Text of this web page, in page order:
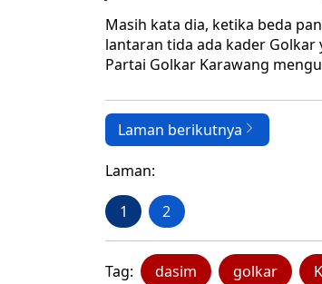
Masih kata dia, ketika beda
lantaran tida ada kader
Partai Golkar Karawang
Laman berikutnya
Laman:
1 2
Tag: dasim golkar